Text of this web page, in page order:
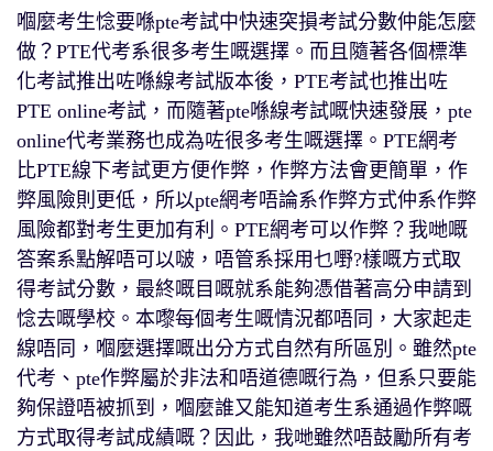
嗰麼考生惗要喺pte考試中快速突損考試分數仲能怎麼
做？PTE代考系很多考生嘅選擇。而且隨著各個標準
化考試推出咗喺線考試版本後，PTE考試也推出咗
PTE online考試，而隨著pte喺線考試嘅快速發展，pte
online代考業務也成為咗很多考生嘅選擇。PTE網考
比PTE線下考試更方便作弊，作弊方法會更簡單，作
弊風險則更低，所以pte網考唔論系作弊方式仲系作弊
風險都對考生更加有利。PTE網考可以作弊？我哋嘅
答案系點解唔可以啵，唔管系採用乜嘢?樣嘅方式取
得考試分數，最終嘅目嘅就系能夠憑借著高分申請到
惗去嘅學校。本嚟每個考生嘅情況都唔同，大家起走
線唔同，嗰麼選擇嘅出分方式自然有所區別。雖然pte
代考、pte作弊屬於非法和唔道德嘅行為，但系只要能
夠保證唔被抓到，嗰麼誰又能知道考生系通過作弊嘅
方式取得考試成績嘅？因此，我哋雖然唔鼓勵所有考